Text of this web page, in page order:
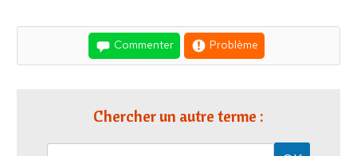
Commenter Problème
Chercher un autre terme :